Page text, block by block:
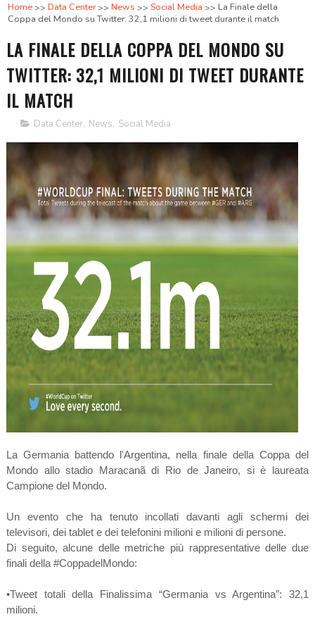
Home Data Center News Social Media
La Finale della
Coppa del Mondo su Twitter: 32,1 milioni di tweet durante il match
LA FINALE DELLA COPPA DEL MONDO SU
TWITTER: 32,1 MILIONI DI TWEET DURANTE
IL MATCH
Data Center, News, Social Media
La Germania battendo l'Argentina, nella finale della Coppa del
Mondo allo stadio Maracanã di Rio de Janeiro, si è laureata
Campione del Mondo.
Un evento che ha tenuto incollati davanti agli schermi dei
televisori, dei tablet e dei telefonini milioni e milioni di persone.
Di seguito, alcune delle metriche più rappresentative delle due
finali della #CoppadelMondo:
•Tweet totali della Finalissima “Germania vs Argentina”: 32,1
milioni.